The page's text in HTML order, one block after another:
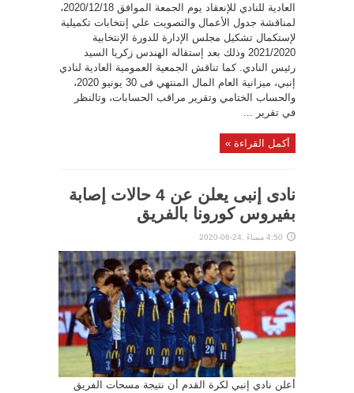
العادية للنادي للإنعقاد يوم الجمعة الموافق 2020/12/18،
لمناقشة جدول الأعمال والتصويت علي إنتخابات تكميلية
لإستكمال تشكيل مجلس الإدارة للدورة الإنتخابية
2021/2020 وذلك بعد إستقاله الهندس زكريا السيد
رئيس النادي. كما تناقش الجمعية العمومية العادية لنادي
إنبي، ميزانية العام المال المنتهي فى 30 يونيو 2020،
والحساب الختامي وتقرير مراقب الحسابات، وتالنظر
في تقرير ...
أكمل القراءة »
نادى إنبى يعلن عن 4 حالات إصابة
بفيروس كورونا بالفريق
4:50 مساءً ,24-06-2020
أعلن نادي إنبي لكرة القدم أن نتيجة مسحات الفريق